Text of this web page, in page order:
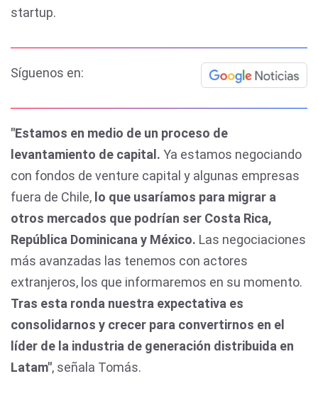
startup.
Síguenos en:
"Estamos en medio de un proceso de
levantamiento de capital. Ya estamos negociando
con fondos de venture capital y algunas empresas
fuera de Chile, lo que usaríamos para migrar a
otros mercados que podrían ser Costa Rica,
República Dominicana y México. Las negociaciones
más avanzadas las tenemos con actores
extranjeros, los que informaremos en su momento.
Tras esta ronda nuestra expectativa es
consolidarnos y crecer para convertirnos en el
líder de la industria de generación distribuida en
Latam", señala Tomás.